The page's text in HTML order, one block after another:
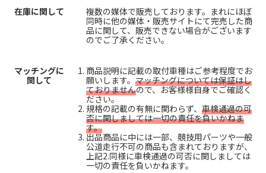
在庫に関して
複数の媒体で販売しております。まれにほぼ
同時に他の媒体・販売サイトにて完売した商
品に関して、販売できない場合がございます
のでご了承ください。
マッチングに
関して
商品説明に記載の取付車種はご参考程度でお
願いします。 マッチングについては保証はし
ておりませんので、お客様様自身でご確認く
ださい。
規格の記載の有無に関わらず、 車検通過の可
否に関しましては一切の責任を負いかねま
す。
出品商品に中には一部、競技用パーツや一般
公道走行不可の商品も含まれておりますが、
上記2.同様に車検通過の可否に関しましては
一切の責任を負いかねます。